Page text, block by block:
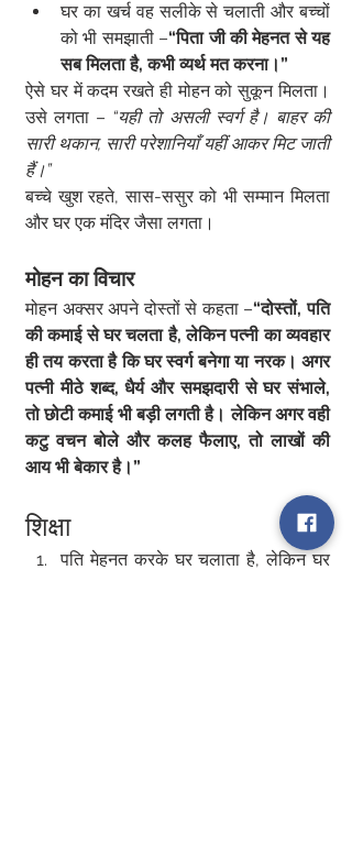
घर का खर्च वह सलीके से चलाती और बच्चों
को भी समझाती –“पिता जी की मेहनत से यह
सब मिलता है, कभी व्यर्थ मत करना।”
ऐसे घर में कदम रखते ही मोहन को सुकून मिलता।
उसे लगता – “यही तो असली स्वर्ग है। बाहर की
सारी थकान, सारी परेशानियाँ यहीं आकर मिट जाती
हैं।”
बच्चे खुश रहते, सास-ससुर को भी सम्मान मिलता
और घर एक मंदिर जैसा लगता।
मोहन का विचार
मोहन अक्सर अपने दोस्तों से कहता –“दोस्तों, पति
की कमाई से घर चलता है, लेकिन पत्नी का व्यवहार
ही तय करता है कि घर स्वर्ग बनेगा या नरक। अगर
पत्नी मीठे शब्द, धैर्य और समझदारी से घर संभाले,
तो छोटी कमाई भी बड़ी लगती है। लेकिन अगर वही
कटु वचन बोले और कलह फैलाए, तो लाखों की
आय भी बेकार है।”
शिक्षा
पति मेहनत करके घर चलाता है, लेकिन घर